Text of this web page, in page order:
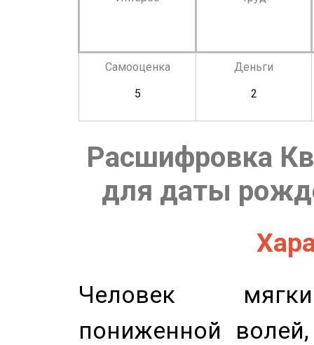
Самооценка
5
Деньги
2
Расшифровка
для даты
Человек
пониженной